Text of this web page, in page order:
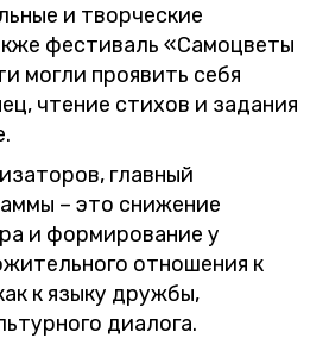
и творческие
фестиваль «Самоцветы
могли проявить себя
чтение стихов и задания
главный
– это снижение
и формирование у
отношения к
к языку дружбы,
диалога.